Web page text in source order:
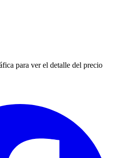
para ver el detalle del precio